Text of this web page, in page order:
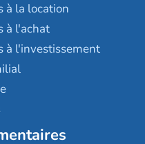
à la location
à l'achat
à l'investissement